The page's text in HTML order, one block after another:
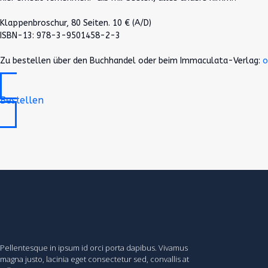
Klappenbroschur, 80 Seiten. 10 € (A/D)
ISBN-13: 978-3-9501458-2-3
Zu bestellen über den Buchhandel oder beim Immaculata-Verlag:
Bestellen
Pellentesque in ipsum id orci porta dapibus. Vivamus
magna justo, lacinia eget consectetur sed, convallis at